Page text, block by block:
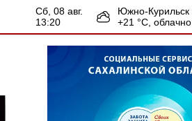
сб, 08 авг.
13:20
Южно-Курильск
+21 °С, облачно